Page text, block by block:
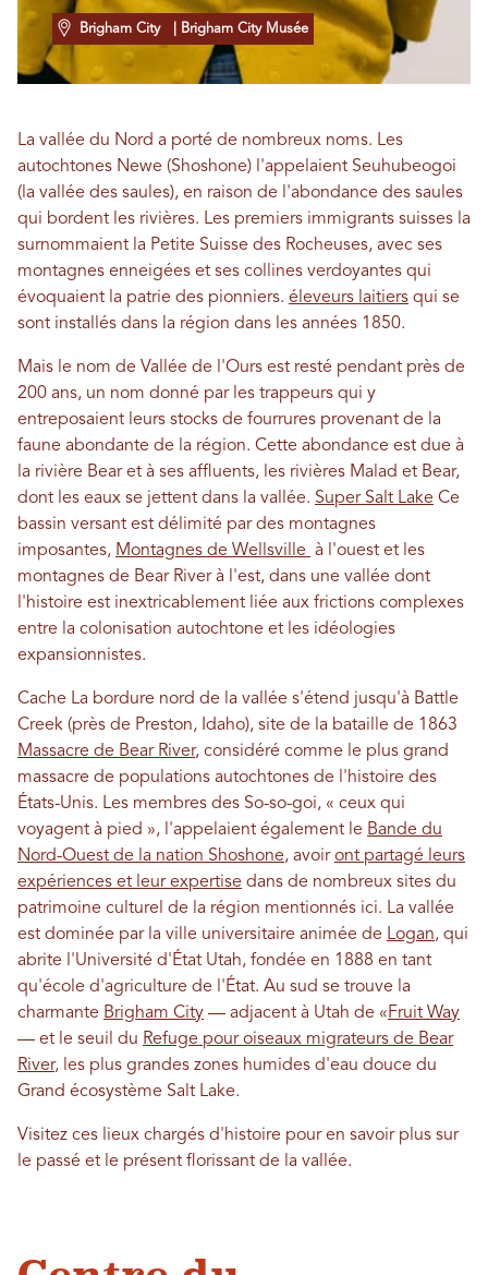
Brigham City | Brigham City Musée
La vallée du Nord a porté de nombreux noms. Les
autochtones Newe (Shoshone) l'appelaient Seuhubeogoi
(la vallée des saules), en raison de l'abondance des saules
qui bordent les rivières. Les premiers immigrants suisses la
surnommaient la Petite Suisse des Rocheuses, avec ses
montagnes enneigées et ses collines verdoyantes qui
évoquaient la patrie des pionniers. éleveurs laitiers qui se
sont installés dans la région dans les années 1850.
Mais le nom de Vallée de l'Ours est resté pendant près de
200 ans, un nom donné par les trappeurs qui y
entreposaient leurs stocks de fourrures provenant de la
faune abondante de la région. Cette abondance est due à
la rivière Bear et à ses affluents, les rivières Malad et Bear,
dont les eaux se jettent dans la vallée. Super Salt Lake Ce
bassin versant est délimité par des montagnes
imposantes, Montagnes de Wellsville à l'ouest et les
montagnes de Bear River à l'est, dans une vallée dont
l'histoire est inextricablement liée aux frictions complexes
entre la colonisation autochtone et les idéologies
expansionnistes.
Cache La bordure nord de la vallée s'étend jusqu'à Battle
Creek (près de Preston, Idaho), site de la bataille de 1863
Massacre de Bear River, considéré comme le plus grand
massacre de populations autochtones de l'histoire des
États-Unis. Les membres des So-so-goi, « ceux qui
voyagent à pied », l'appelaient également le Bande du
Nord-Ouest de la nation Shoshone, avoiront partagé leurs
expériences et leur expertise dans de nombreux sites du
patrimoine culturel de la région mentionnés ici. La vallée
est dominée par la ville universitaire animée de Logan, qui
abrite l'Université d'État Utah, fondée en 1888 en tant
qu'école d'agriculture de l'État. Au sud se trouve la
charmante Brigham City — adjacent à Utah de «Fruit Way
— et le seuil du Refuge pour oiseaux migrateurs de Bear
River, les plus grandes zones humides d'eau douce du
Grand écosystème Salt Lake.
Visitez ces lieux chargés d'histoire pour en savoir plus sur
le passé et le présent florissant de la vallée.